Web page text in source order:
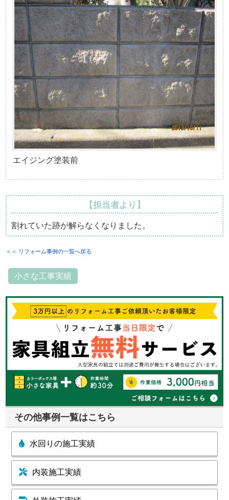
エイジング塗装前
【担当者より】
割れていた跡が解らなくなりました。
＜＜ リフォーム事例の一覧へ戻る
小さな工事実績
その他事例一覧はこちら
水回りの施工実績
内装施工実績